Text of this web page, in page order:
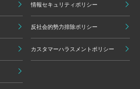
情報セキュリティポリシー
反社会的勢力排除ポリシー
カスタマーハラスメントポリシー